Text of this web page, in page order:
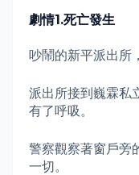
劇情1.死亡發生
吵鬧的新平派出所
派出所接到巍霖私
有了呼吸。
警察觀察著窗戶旁
一切。